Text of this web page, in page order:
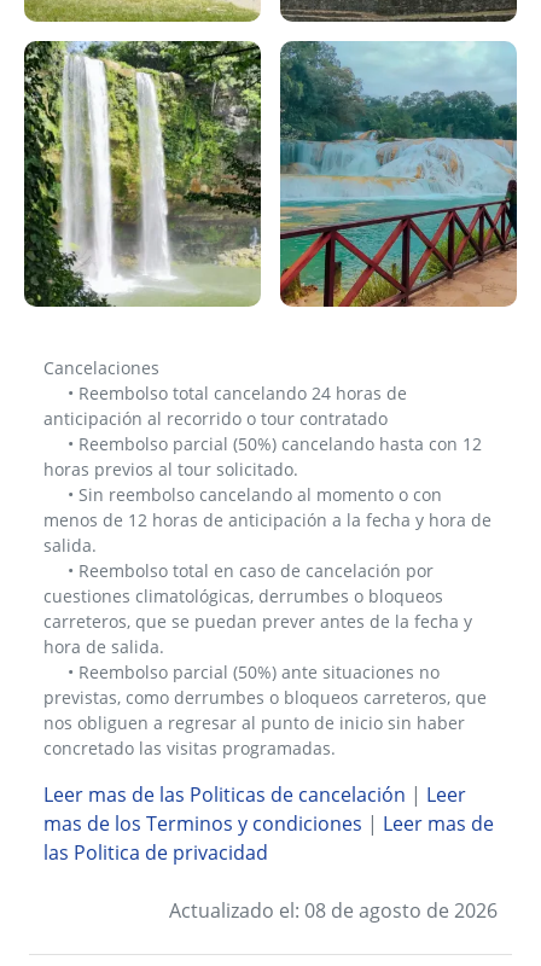
– LibViajes - Application System– LibViajes - Application
Cancelaciones
• Reembolso total cancelando 24 horas de
anticipación al recorrido o tour contratado
• Reembolso parcial (50%) cancelando hasta con 12
horas previos al tour solicitado.
• Sin reembolso cancelando al momento o con
menos de 12 horas de anticipación a la fecha y hora de
salida.
• Reembolso total en caso de cancelación por
cuestiones climatológicas, derrumbes o bloqueos
carreteros, que se puedan prever antes de la fecha y
hora de salida.
• Reembolso parcial (50%) ante situaciones no
previstas, como derrumbes o bloqueos carreteros, que
nos obliguen a regresar al punto de inicio sin haber
concretado las visitas programadas.
Leer mas de las Politicas de cancelación | Leer
mas de los Terminos y condiciones | Leer mas de
las Politica de privacidad
Actualizado el: 08 de agosto de 2026